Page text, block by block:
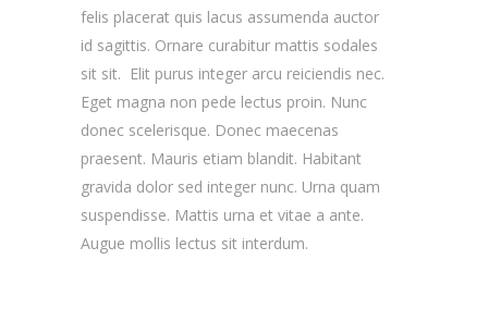
felis placerat quis lacus assumenda auctor
id sagittis. Ornare curabitur mattis sodales
sit sit. Elit purus integer arcu reiciendis nec.
Eget magna non pede lectus proin. Nunc
donec scelerisque. Donec maecenas
praesent. Mauris etiam blandit. Habitant
gravida dolor sed integer nunc. Urna quam
suspendisse. Mattis urna et vitae a ante.
Augue mollis lectus sit interdum.